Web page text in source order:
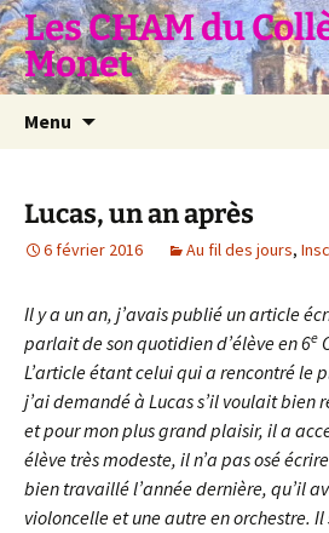
Aller
au
contenu
Les CHAM du
Monet
Menu
Lucas, un an après
6 février 2016 Au fil des jours,
Il y a un an, j’avais publié un article
parlait de son quotidien d’élève en 6e
L’article étant celui qui a rencontré le
j’ai demandé à Lucas s’il voulait bien
et pour mon plus grand plaisir, il a
élève très modeste, il n’a pas osé
bien travaillé l’année dernière, qu’il
violoncelle et une autre en orchestre.